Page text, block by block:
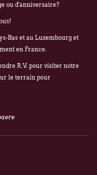
ou d'anniversaire?
Bas et au Luxembourg et
en France.
R.V. pour visiter notre
le terrain pour